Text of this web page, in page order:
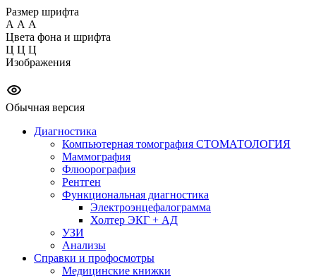
Размер шрифта
А А А
Цвета фона и шрифта
Ц Ц Ц
Изображения
Обычная версия
Диагностика
Компьютерная томография СТОМАТОЛОГИЯ
Маммография
Флюорография
Рентген
Функциональная диагностика
Электроэнцефалограмма
Холтер ЭКГ + АД
УЗИ
Анализы
Справки и профосмотры
Медицинские книжки